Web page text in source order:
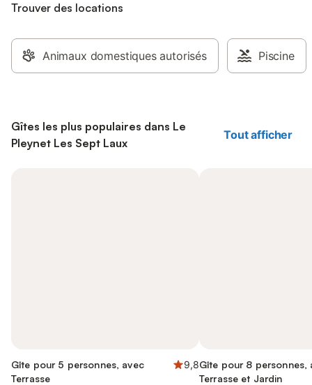
Trouver des locations
Animaux domestiques autorisés Piscine
Gîtes les plus populaires dans Le
Pleynet Les Sept Laux
Tout afficher
Gîte pour 5 personnes, avec
Terrasse
9,8Gîte pour 8 personnes,
Terrasse et Jardin